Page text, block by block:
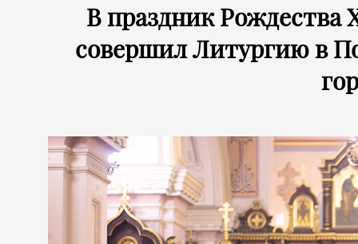
В праздник Рождества
совершил Литургию в